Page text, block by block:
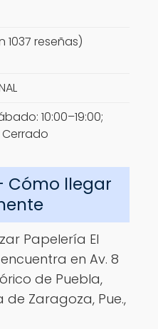
1037 reseñas)
10:00–19:00;
Cómo llegar
Papelería El
en Av. 8
de Puebla,
de Zaragoza, Pue.,